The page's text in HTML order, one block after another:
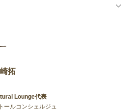
拓
Lounge代表
ールコンシェルジュ